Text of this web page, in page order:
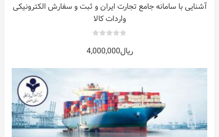
آشنایی با سامانه جامع تجارت ایران و ثبت و سفارش الکترونیکی
واردات کالا
out
of
ریال4,000,000